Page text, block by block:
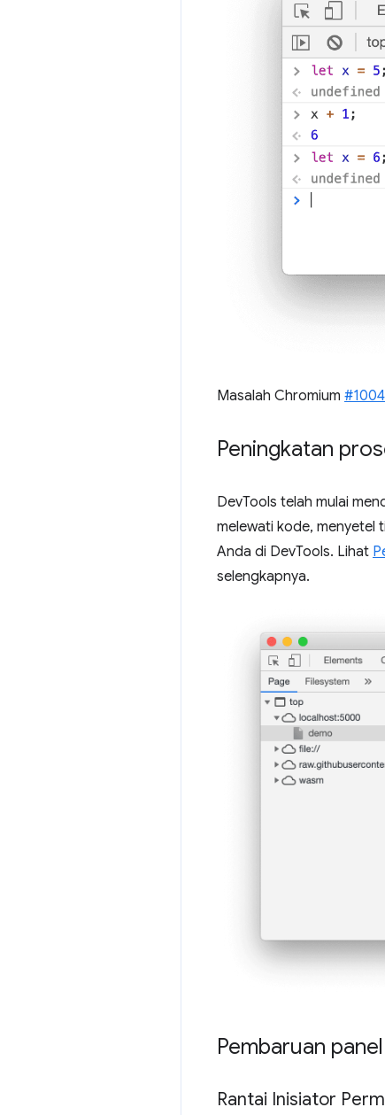
Masalah Chromium
Peningkatan
DevTools telah mulai
melewati kode, menyetel
Anda di DevTools. Lihat
selengkapnya.
Pembaruan
Rantai Inisiator